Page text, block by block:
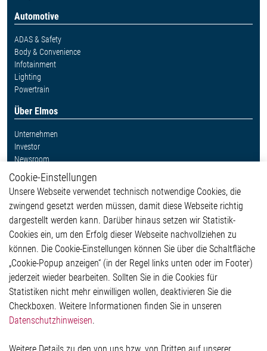
Automotive
ADAS & Safety
Body & Convenience
Infotainment
Lighting
Powertrain
Über Elmos
Unternehmen
Investor
Newsroom
Weitere Links
Glossar
Kontakt
Hinweisgeberschutzsystem
Impressum
Datenschutzerklärung
Cookie-Popup anzeigen
Cookie-Einstellungen
Unsere Webseite verwendet technisch notwendige Cookies, die
zwingend gesetzt werden müssen, damit diese Webseite richtig
dargestellt werden kann. Darüber hinaus setzen wir Statistik-
Cookies ein, um den Erfolg dieser Webseite nachvollziehen zu
können. Die Cookie-Einstellungen können Sie über die Schaltfläche
„Cookie-Popup anzeigen“ (in der Regel links unten oder im Footer)
jederzeit wieder bearbeiten. Sollten Sie in die Cookies für
Statistiken nicht mehr einwilligen wollen, deaktivieren Sie die
Checkboxen. Weitere Informationen finden Sie in unseren
Datenschutzhinweisen.